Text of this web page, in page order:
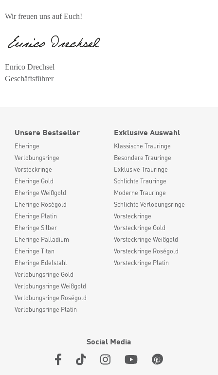
Wir freuen uns auf Euch!
Enrico Drechsel
Geschäftsführer
Unsere Bestseller
Eheringe
Verlobungsringe
Vorsteckringe
Eheringe Gold
Eheringe Weißgold
Eheringe Roségold
Eheringe Platin
Eheringe Silber
Eheringe Palladium
Eheringe Titan
Eheringe Edelstahl
Verlobungsringe Gold
Verlobungsringe Weißgold
Verlobungsringe Roségold
Verlobungsringe Platin
Exklusive Auswahl
Klassische Trauringe
Besondere Trauringe
Exklusive Trauringe
Schlichte Trauringe
Moderne Trauringe
Schlichte Verlobungsringe
Vorsteckringe
Vorsteckringe Gold
Vorsteckringe Weißgold
Vorsteckringe Roségold
Vorsteckringe Platin
Social Media